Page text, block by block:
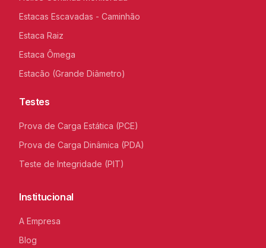
Estacas Escavadas - Caminhão
Estaca Raiz
Estaca Ômega
Estacão (Grande Diâmetro)
Testes
Prova de Carga Estática (PCE)
Prova de Carga Dinâmica (PDA)
Teste de Integridade (PIT)
Institucional
A Empresa
Blog